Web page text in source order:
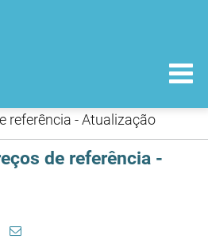
referência - Atualização
de referência -